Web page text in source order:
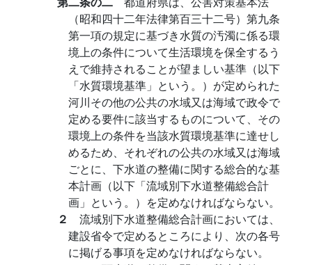
（昭和四十二年法律第百三十二号）第九条
第一項の規定に基づき水質の汚濁に係る環
境上の条件について生活環境を保全するう
えで維持されることが望ましい基準（以下
「水質環境基準」という。）が定められた
河川その他の公共の水域又は海域で政令で
定める要件に該当するものについて、その
環境上の条件を当該水質環境基準に達せし
めるため、それぞれの公共の水域又は海域
ごとに、下水道の整備に関する総合的な基
本計画（以下「流域別下水道整備総合計
画」という。）を定めなければならない。
２ 流域別下水道整備総合計画においては、
建設省令で定めるところにより、次の各号
に掲げる事項を定めなければならない。